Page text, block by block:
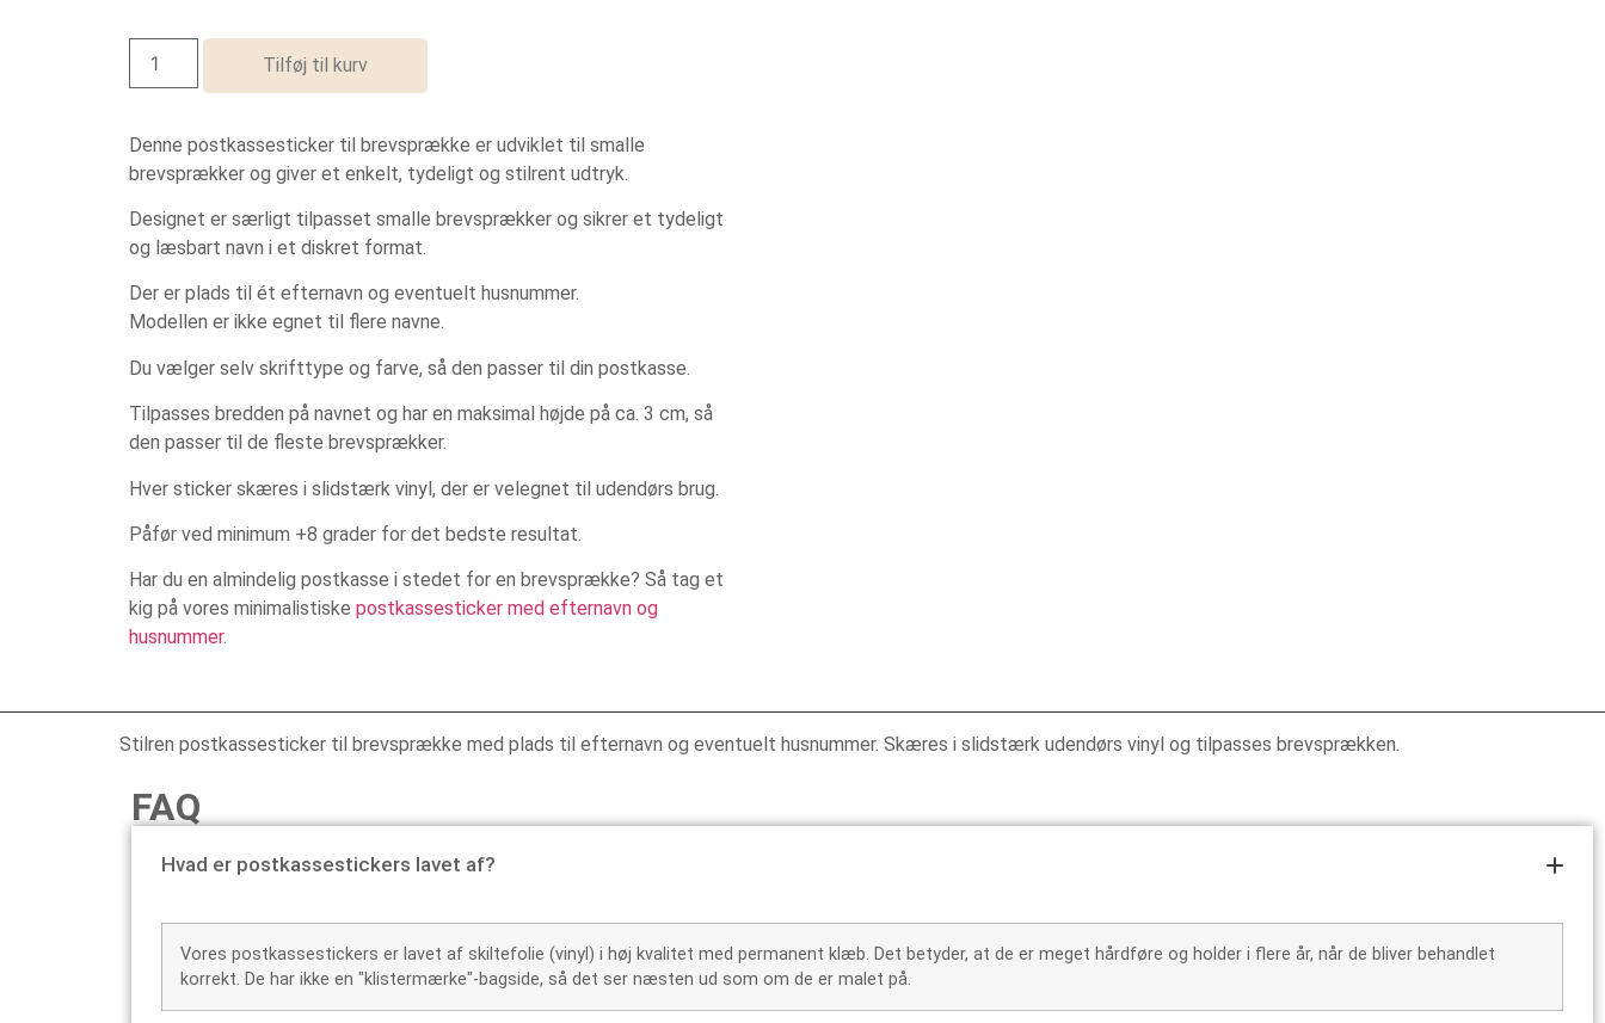
Tilføj til kurv
Denne postkassesticker til brevsprække er udviklet til smalle
brevsprækker og giver et enkelt, tydeligt og stilrent udtryk.
Designet er særligt tilpasset smalle brevsprækker og sikrer et tydeligt
og læsbart navn i et diskret format.
Der er plads til ét efternavn og eventuelt husnummer.
Modellen er ikke egnet til flere navne.
Du vælger selv skrifttype og farve, så den passer til din postkasse.
Tilpasses bredden på navnet og har en maksimal højde på ca. 3 cm, så
den passer til de fleste brevsprækker.
Hver sticker skæres i slidstærk vinyl, der er velegnet til udendørs brug.
Påfør ved minimum +8 grader for det bedste resultat.
Har du en almindelig postkasse i stedet for en brevsprække? Så tag et
kig på vores minimalistiske postkassesticker med efternavn og
husnummer.
Stilren postkassesticker til brevsprække med plads til efternavn og eventuelt husnummer. Skæres i slidstærk udendørs vinyl og tilpasses brevsprækken.
FAQ
Hvad er postkassestickers lavet af?
Vores postkassestickers er lavet af skiltefolie (vinyl) i høj kvalitet med permanent klæb. Det betyder, at de er meget hårdføre og holder i flere år, når de bliver behandlet
korrekt. De har ikke en "klistermærke"-bagside, så det ser næsten ud som om de er malet på.